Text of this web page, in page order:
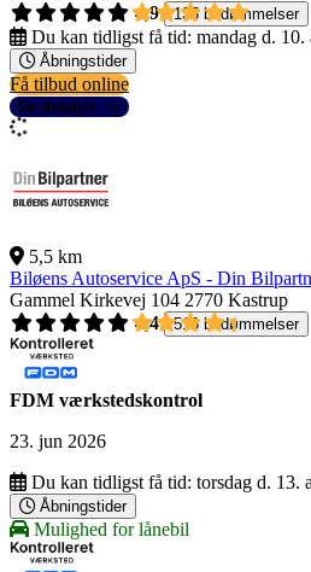
4,9
135 bedømmelser
Du kan tidligst få tid: mandag d. 10.
Åbningstider
Få tilbud online
Se detaljer
5,5 km
Biløens Autoservice ApS - Din
Gammel Kirkevej 104 2770 Kastrup
4,4
518 bedømmelser
FDM værkstedskontrol
23. jun 2026
Du kan tidligst få tid: torsdag d. 13.
Åbningstider
Mulighed for lånebil